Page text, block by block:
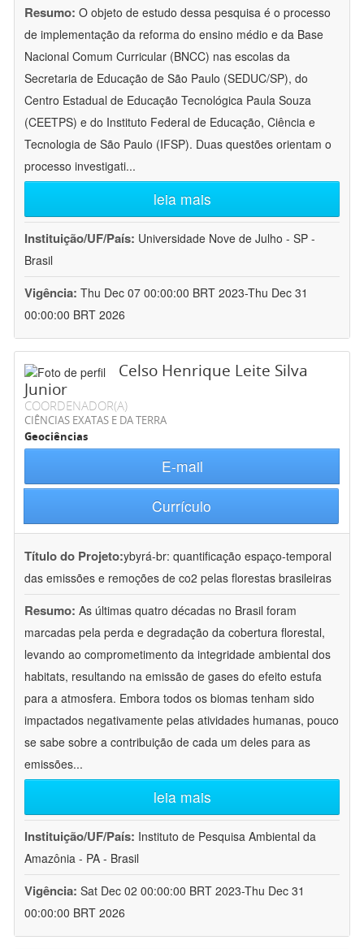
Resumo: O objeto de estudo dessa pesquisa é o processo
de implementação da reforma do ensino médio e da Base
Nacional Comum Curricular (BNCC) nas escolas da
Secretaria de Educação de São Paulo (SEDUC/SP), do
Centro Estadual de Educação Tecnológica Paula Souza
(CEETPS) e do Instituto Federal de Educação, Ciência e
Tecnologia de São Paulo (IFSP). Duas questões orientam o
processo investigati...
leia mais
Instituição/UF/País: Universidade Nove de Julho - SP -
Brasil
Vigência: Thu Dec 07 00:00:00 BRT 2023-Thu Dec 31
00:00:00 BRT 2026
Celso Henrique Leite Silva
Junior
COORDENADOR(A)
CIÊNCIAS EXATAS E DA TERRA
Geociências
E-mail
Currículo
Título do Projeto:ybyrá-br: quantificação espaço-temporal
das emissões e remoções de co2 pelas florestas brasileiras
Resumo: As últimas quatro décadas no Brasil foram
marcadas pela perda e degradação da cobertura florestal,
levando ao comprometimento da integridade ambiental dos
habitats, resultando na emissão de gases do efeito estufa
para a atmosfera. Embora todos os biomas tenham sido
impactados negativamente pelas atividades humanas, pouco
se sabe sobre a contribuição de cada um deles para as
emissões...
leia mais
Instituição/UF/País: Instituto de Pesquisa Ambiental da
Amazônia - PA - Brasil
Vigência: Sat Dec 02 00:00:00 BRT 2023-Thu Dec 31
00:00:00 BRT 2026